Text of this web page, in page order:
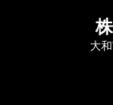
大